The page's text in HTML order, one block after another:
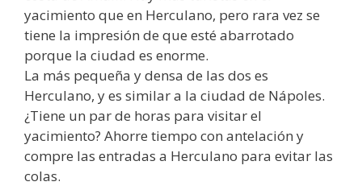
yacimiento que en Herculano, pero rara vez se
tiene la impresión de que esté abarrotado
porque la ciudad es enorme.
La más pequeña y densa de las dos es
Herculano, y es similar a la ciudad de Nápoles.
¿Tiene un par de horas para visitar el
yacimiento? Ahorre tiempo con antelación y
compre las entradas a Herculano para evitar las
colas.